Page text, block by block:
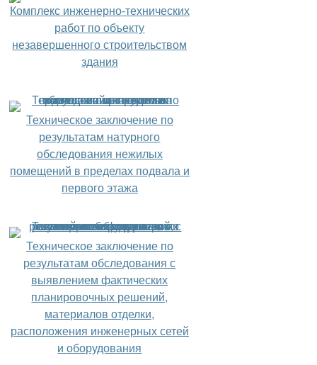
Комплекс инженерно-технических
работ по объекту
незавершенного строительством
здания
Техническое заключение по
результатам натурного
обследования нежилых
помещений в пределах подвала и
первого этажа
Техническое заключение по
результатам обследования с
выявлением фактических
планировочных решений,
материалов отделки,
расположения инженерных сетей
и оборудования